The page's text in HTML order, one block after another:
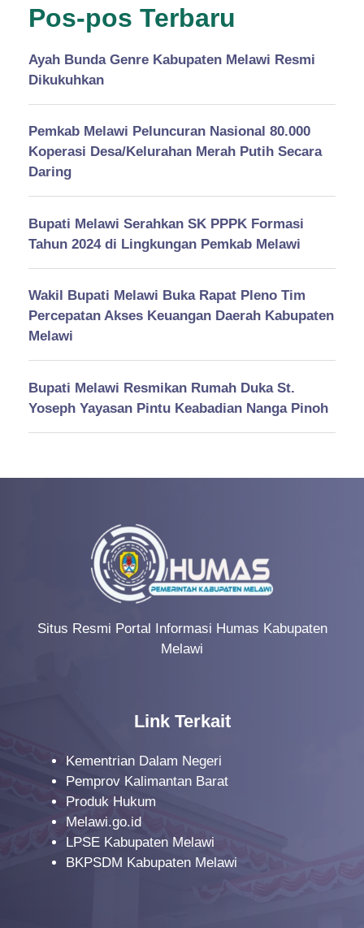
Pos-pos Terbaru
Ayah Bunda Genre Kabupaten Melawi Resmi
Dikukuhkan
Pemkab Melawi Peluncuran Nasional 80.000
Koperasi Desa/Kelurahan Merah Putih Secara
Daring
Bupati Melawi Serahkan SK PPPK Formasi
Tahun 2024 di Lingkungan Pemkab Melawi
Wakil Bupati Melawi Buka Rapat Pleno Tim
Percepatan Akses Keuangan Daerah Kabupaten
Melawi
Bupati Melawi Resmikan Rumah Duka St.
Yoseph Yayasan Pintu Keabadian Nanga Pinoh
Situs Resmi Portal Informasi Humas Kabupaten
Melawi
Link Terkait
Kementrian Dalam Negeri
Pemprov Kalimantan Barat
Produk Hukum
Melawi.go.id
LPSE Kabupaten Melawi
BKPSDM Kabupaten Melawi